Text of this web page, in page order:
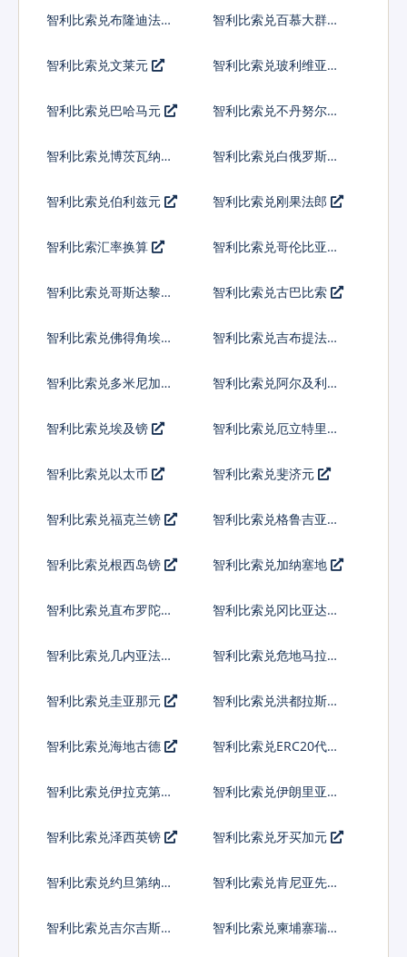
智利比索兑布隆迪法郎
智利比索兑百慕大群岛
智利比索兑文莱元 智利比索兑玻利维亚诺
智利比索兑巴哈马元
智利比索兑不丹努尔特
智利比索兑博茨瓦纳普
智利比索兑白俄罗斯卢
智利比索兑伯利兹元 智利比索兑刚果法郎
智利比索汇率换算
智利比索兑哥伦比亚比
智利比索兑哥斯达黎加
智利比索兑古巴比索
智利比索兑佛得角埃斯
智利比索兑吉布提法郎
智利比索兑多米尼加比
智利比索兑阿尔及利亚
智利比索兑埃及镑
智利比索兑厄立特里亚
智利比索兑以太币 智利比索兑斐济元
智利比索兑福克兰镑
智利比索兑格鲁吉亚拉
智利比索兑根西岛镑 智利比索兑加纳塞地
智利比索兑直布罗陀镑
智利比索兑冈比亚达拉
智利比索兑几内亚法郎
智利比索兑危地马拉格
智利比索兑圭亚那元
智利比索兑洪都拉斯伦
智利比索兑海地古德 智利比索兑ERC20代币
智利比索兑伊拉克第纳
智利比索兑伊朗里亚尔
智利比索兑泽西英镑 智利比索兑牙买加元
智利比索兑约旦第纳尔 智利比索兑肯尼亚先令
智利比索兑吉尔吉斯斯
智利比索兑柬埔寨瑞尔